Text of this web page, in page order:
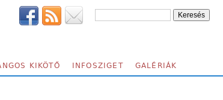
KIKÖTŐ INFOSZIGET GALÉRIÁK